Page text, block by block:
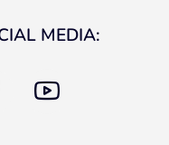
MEDIA: